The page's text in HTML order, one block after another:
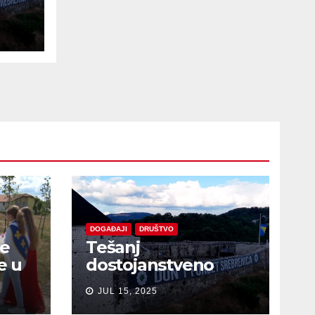
u
DOGAĐAJI DRUŠTVO
Tešanj
dostojanstveno
obilježio Dan
sjećanja na žrtve
JUL 15, 2025